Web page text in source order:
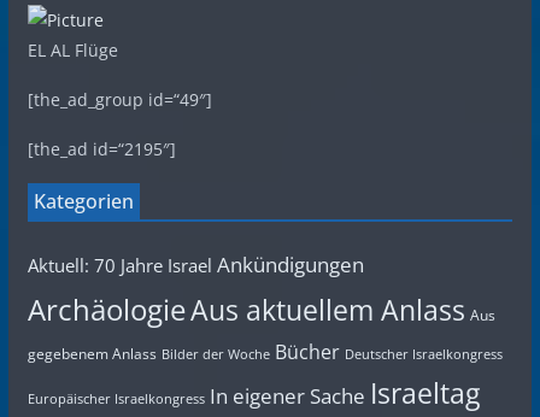
EL AL Flüge
[the_ad_group id=“49″]
[the_ad id=“2195″]
Kategorien
Aktuell: 70 Jahre Israel Ankündigungen
ArchäologieAus aktuellem Anlass Aus
gegebenem Anlass Bilder der Woche Bücher Deutscher Israelkongress
Europäischer Israelkongress In eigener Sache Israeltag